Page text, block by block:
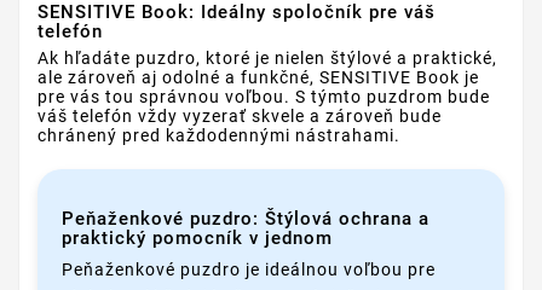
SENSITIVE Book: Ideálny spoločník pre váš
telefón
Ak hľadáte puzdro, ktoré je nielen štýlové a praktické,
ale zároveň aj odolné a funkčné, SENSITIVE Book je
pre vás tou správnou voľbou. S týmto puzdrom bude
váš telefón vždy vyzerať skvele a zároveň bude
chránený pred každodennými nástrahami.
Peňaženkové puzdro: Štýlová ochrana a
praktický pomocník v jednom
Peňaženkové puzdro je ideálnou voľbou pre